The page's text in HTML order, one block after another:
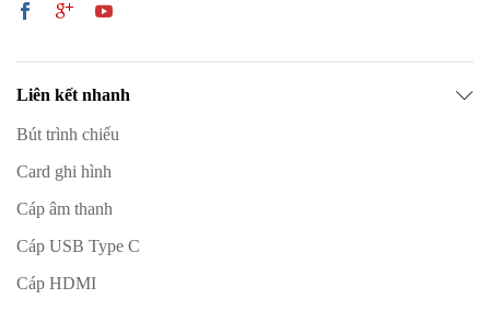
Liên kết nhanh
Bút trình chiếu
Card ghi hình
Cáp âm thanh
Cáp USB Type C
Cáp HDMI